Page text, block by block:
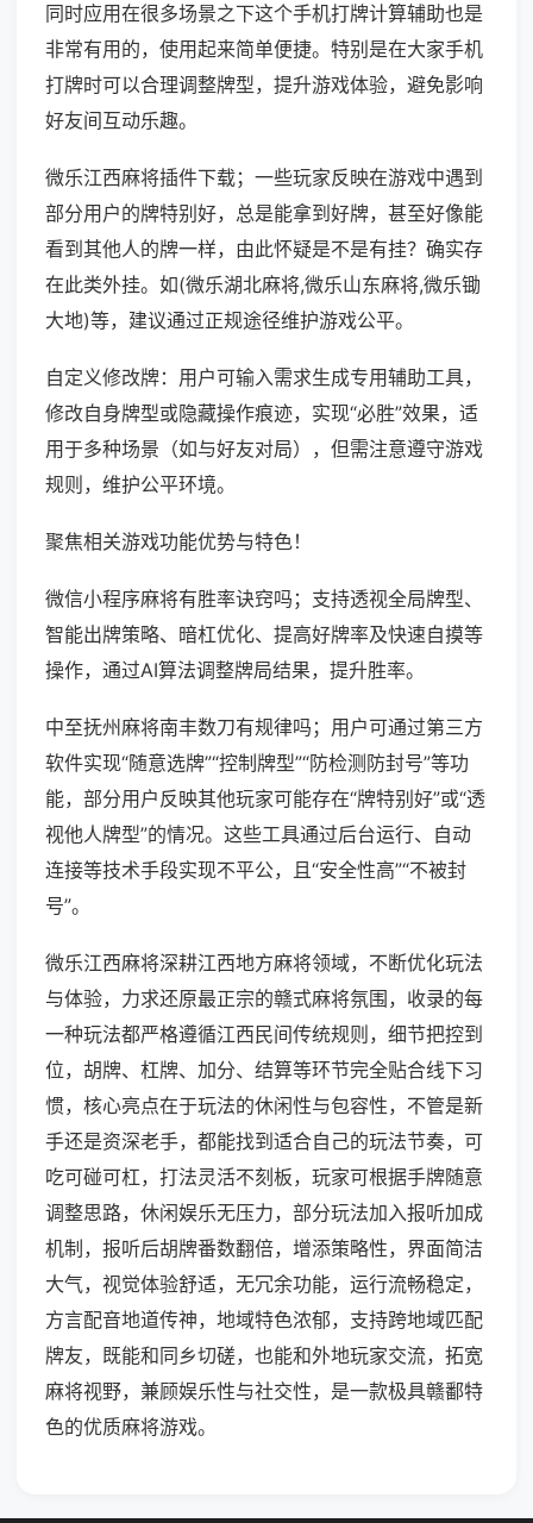
同时应用在很多场景之下这个手机打牌计算辅助也是
非常有用的，使用起来简单便捷。特别是在大家手机
打牌时可以合理调整牌型，提升游戏体验，避免影响
好友间互动乐趣。
微乐江西麻将插件下载；一些玩家反映在游戏中遇到
部分用户的牌特别好，总是能拿到好牌，甚至好像能
看到其他人的牌一样，由此怀疑是不是有挂？确实存
在此类外挂。如(微乐湖北麻将,微乐山东麻将,微乐锄
大地)等，建议通过正规途径维护游戏公平。
自定义修改牌：用户可输入需求生成专用辅助工具，
修改自身牌型或隐藏操作痕迹，实现“必胜”效果，适
用于多种场景（如与好友对局），但需注意遵守游戏
规则，维护公平环境。
聚焦相关游戏功能优势与特色！
微信小程序麻将有胜率诀窍吗；支持透视全局牌型、
智能出牌策略、暗杠优化、提高好牌率及快速自摸等
操作，通过AI算法调整牌局结果，提升胜率。
中至抚州麻将南丰数刀有规律吗；用户可通过第三方
软件实现“随意选牌”“控制牌型”“防检测防封号”等功
能，部分用户反映其他玩家可能存在“牌特别好”或“透
视他人牌型”的情况。这些工具通过后台运行、自动
连接等技术手段实现不平公，且“安全性高”“不被封
号”。
微乐江西麻将深耕江西地方麻将领域，不断优化玩法
与体验，力求还原最正宗的赣式麻将氛围，收录的每
一种玩法都严格遵循江西民间传统规则，细节把控到
位，胡牌、杠牌、加分、结算等环节完全贴合线下习
惯，核心亮点在于玩法的休闲性与包容性，不管是新
手还是资深老手，都能找到适合自己的玩法节奏，可
吃可碰可杠，打法灵活不刻板，玩家可根据手牌随意
调整思路，休闲娱乐无压力，部分玩法加入报听加成
机制，报听后胡牌番数翻倍，增添策略性，界面简洁
大气，视觉体验舒适，无冗余功能，运行流畅稳定，
方言配音地道传神，地域特色浓郁，支持跨地域匹配
牌友，既能和同乡切磋，也能和外地玩家交流，拓宽
麻将视野，兼顾娱乐性与社交性，是一款极具赣鄱特
色的优质麻将游戏。